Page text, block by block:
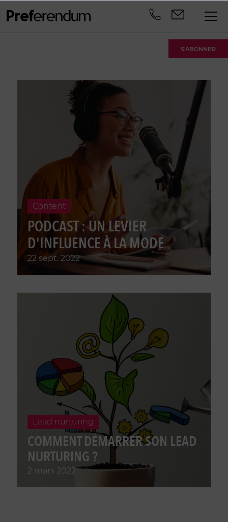
S'ABONNER
Content
PODCAST : UN LEVIER
D'INFLUENCE À LA MODE
22 sept. 2022
lead nurturing
COMMENT DÉMARRER SON LEAD
NURTURING ?
2 mars 2022